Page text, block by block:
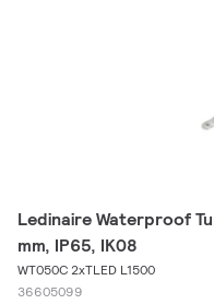
Ledinaire Waterproof
mm, IP65, IK08
WT050C 2xTLED L1500
36605099